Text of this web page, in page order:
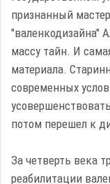
признанный
"валенкодизайна"
массу тайн. И
материала.
современных
потом перешел к
За четверть века
реабилитации